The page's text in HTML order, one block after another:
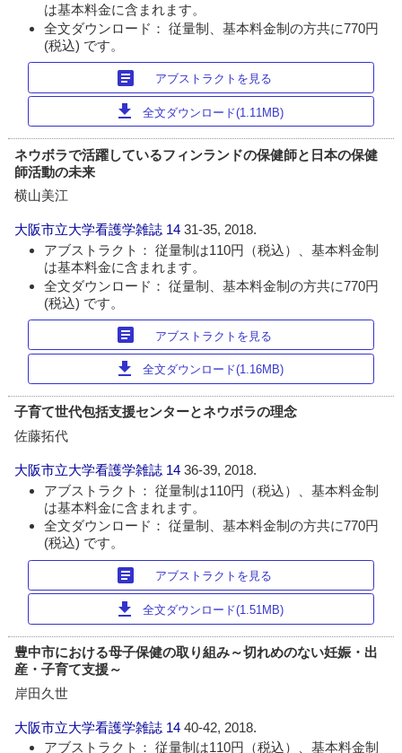
は基本料金に含まれます。
全文ダウンロード： 従量制、基本料金制の方共に770円
(税込) です。
article アブストラクトを見る
download 全文ダウンロード(1.11MB)
ネウボラで活躍しているフィンランドの保健師と日本の保健
師活動の未来
横山美江
大阪市立大学看護学雑誌 1431-35, 2018.
アブストラクト： 従量制は110円（税込）、基本料金制
は基本料金に含まれます。
全文ダウンロード： 従量制、基本料金制の方共に770円
(税込) です。
article アブストラクトを見る
download 全文ダウンロード(1.16MB)
子育て世代包括支援センターとネウボラの理念
佐藤拓代
大阪市立大学看護学雑誌 1436-39, 2018.
アブストラクト： 従量制は110円（税込）、基本料金制
は基本料金に含まれます。
全文ダウンロード： 従量制、基本料金制の方共に770円
(税込) です。
article アブストラクトを見る
download 全文ダウンロード(1.51MB)
豊中市における母子保健の取り組み～切れめのない妊娠・出
産・子育て支援～
岸田久世
大阪市立大学看護学雑誌 1440-42, 2018.
アブストラクト： 従量制は110円（税込）、基本料金制